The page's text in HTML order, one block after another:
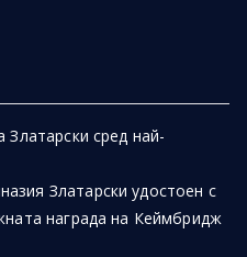
Златарски сред най-
Златарски удостоен с
награда на Кеймбридж